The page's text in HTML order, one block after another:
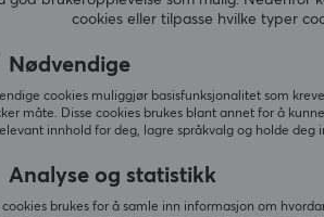
VIS MER
Andre så
cookies eller tilpasse hvilke typer
Nødvendige
cookies muliggjør basisfunksjonalitet som
måte. Disse cookies brukes blant annet for å
innhold for deg, lagre språkvalg og holde deg
Analyse og statistikk
cookies brukes for å samle inn informasjon om